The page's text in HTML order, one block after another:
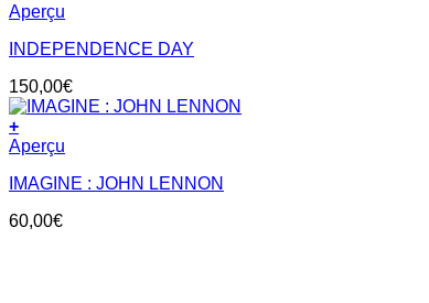
Aperçu
INDEPENDENCE DAY
150,00€
+
Aperçu
IMAGINE : JOHN LENNON
60,00€